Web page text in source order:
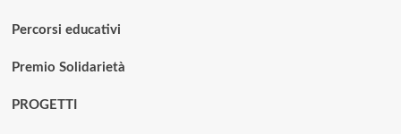
Percorsi educativi
Premio Solidarietà
PROGETTI